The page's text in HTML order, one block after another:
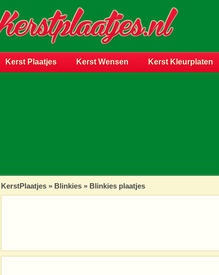
Kerst Plaatjes Kerst Wensen Kerst Kleurplaten
KerstPlaatjes » Blinkies » Blinkies plaatjes